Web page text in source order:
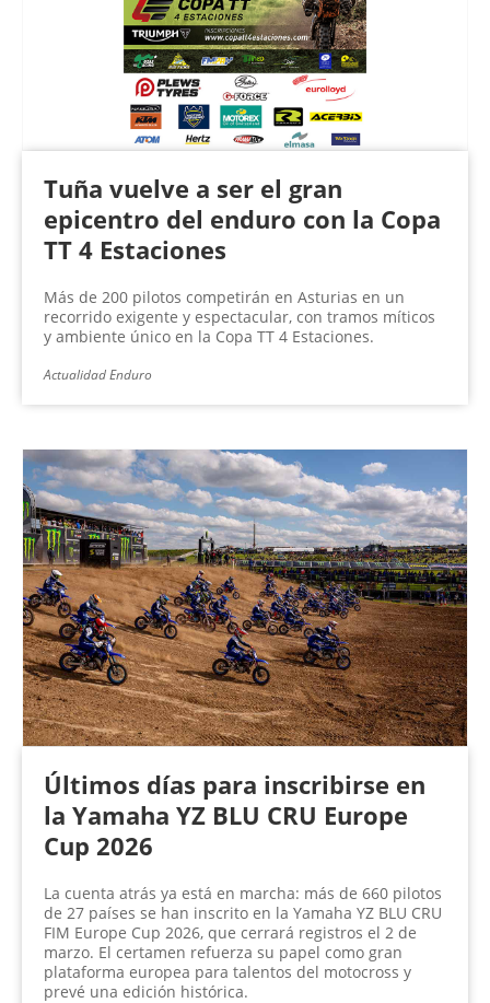
Tuña vuelve a ser el gran
epicentro del enduro con la Copa
TT 4 Estaciones
Más de 200 pilotos competirán en Asturias en un
recorrido exigente y espectacular, con tramos míticos
y ambiente único en la Copa TT 4 Estaciones.
Actualidad Enduro
Últimos días para inscribirse en
la Yamaha YZ BLU CRU Europe
Cup 2026
La cuenta atrás ya está en marcha: más de 660 pilotos
de 27 países se han inscrito en la Yamaha YZ BLU CRU
FIM Europe Cup 2026, que cerrará registros el 2 de
marzo. El certamen refuerza su papel como gran
plataforma europea para talentos del motocross y
prevé una edición histórica.